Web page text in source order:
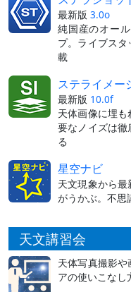
最新版 3.0o
純国産のオー
プ。ライブス
載
ステライメー
最新版 10.0f
天体画像に埋
要なノイズは
る
星空ナビ
天文現象から
がうかぶ。不思
天文講習会
天体写真撮影
アの使いこなし